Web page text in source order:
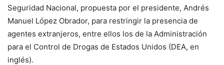
Seguridad Nacional, propuesta por el presidente, Andrés
Manuel López Obrador, para restringir la presencia de
agentes extranjeros, entre ellos los de la Administración
para el Control de Drogas de Estados Unidos (DEA, en
inglés).